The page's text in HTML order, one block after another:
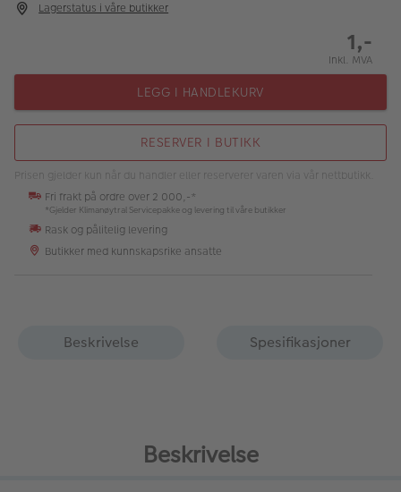
Merker
Inspirasjon
Butikkoversikt
Lagerstatus i våre butikker
1,-
Inkl. MVA
LEGG I HANDLEKURV
RESERVER I BUTIKK
Prisen gjelder kun når du handler eller reserverer varen via vår nettbutikk.
Fri frakt på ordre over 2 000,-*
*Gjelder Klimanøytral Servicepakke og levering til våre butikker
Rask og pålitelig levering
Butikker med kunnskapsrike ansatte
Beskrivelse Spesifikasjoner
Beskrivelse